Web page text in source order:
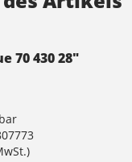
70 430 28"